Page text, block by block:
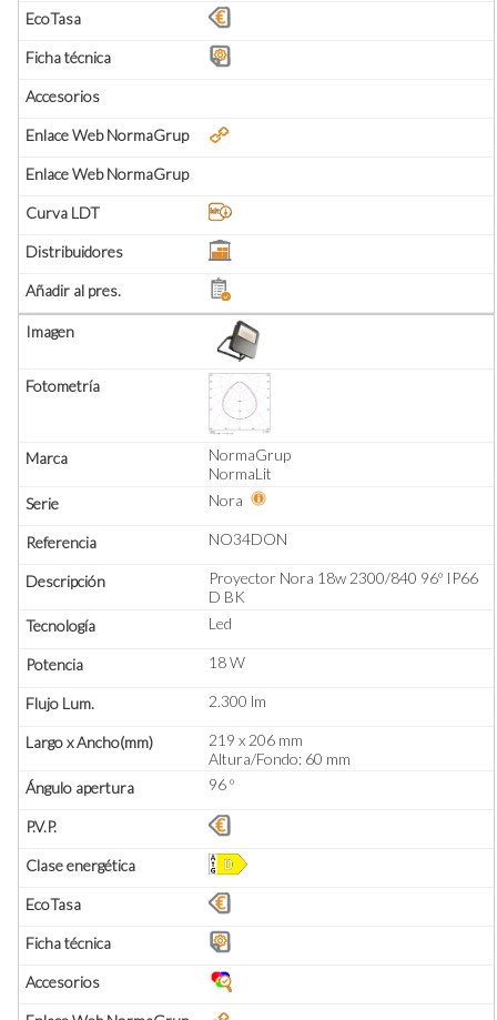
NormaGrup
NormaLit
Nora
NO34DON
Proyector Nora 18w 2300/840 96º IP66
D BK
Led
18 W
2.300 lm
219 x 206 mm
Altura/Fondo: 60 mm
96 º